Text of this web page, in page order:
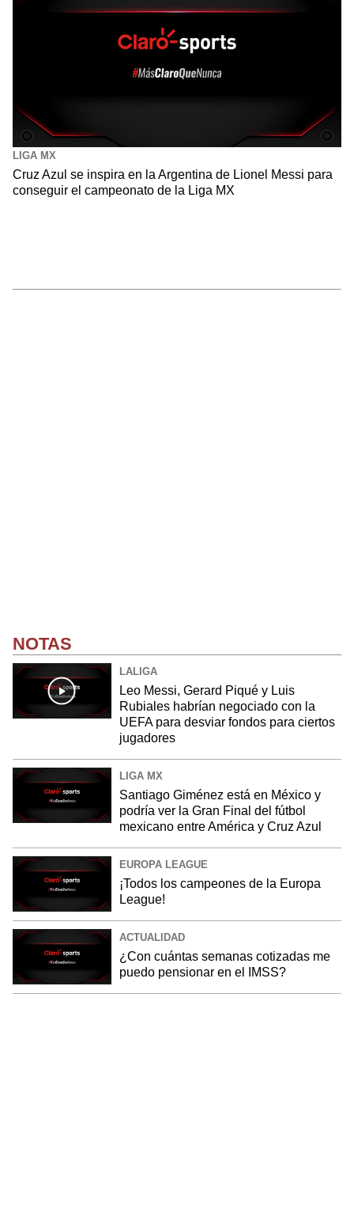
LIGA MX
Cruz Azul se inspira en la Argentina de Lionel Messi para
conseguir el campeonato de la Liga MX
NOTAS
LALIGA
Leo Messi, Gerard Piqué y Luis
Rubiales habrían negociado con la
UEFA para desviar fondos para ciertos
jugadores
LIGA MX
Santiago Giménez está en México y
podría ver la Gran Final del fútbol
mexicano entre América y Cruz Azul
EUROPA LEAGUE
¡Todos los campeones de la Europa
League!
ACTUALIDAD
¿Con cuántas semanas cotizadas me
puedo pensionar en el IMSS?